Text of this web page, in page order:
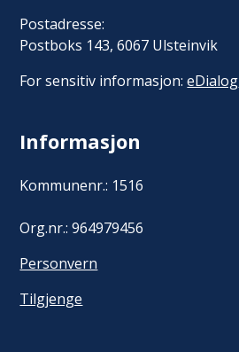
Postadresse:
Postboks 143, 6067 Ulsteinvik
For sensitiv informasjon:eDialog
Informasjon
Kommunenr.: 1516
Org.nr.: 964979456
Personvern
Tilgjenge